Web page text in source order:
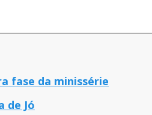
fase da minissérie
de Jó